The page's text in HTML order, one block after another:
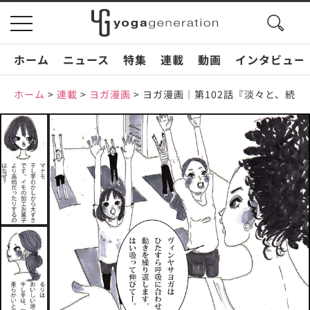
toggle
navigation
search
ホーム
ニュース 特集 連載 動画 インタビュー
ホーム > 連載 > ヨガ漫画 > ヨガ漫画｜第102話『淡々と、続け